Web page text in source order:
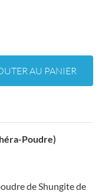
AU PANIER
Poudre)
de Shungite de